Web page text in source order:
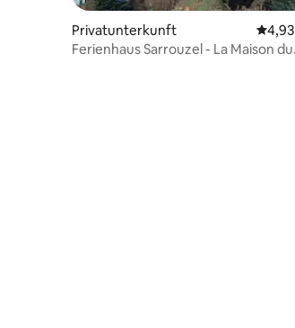
Privatunterkunft
Ferienhaus Sarrouzel - La Maison du